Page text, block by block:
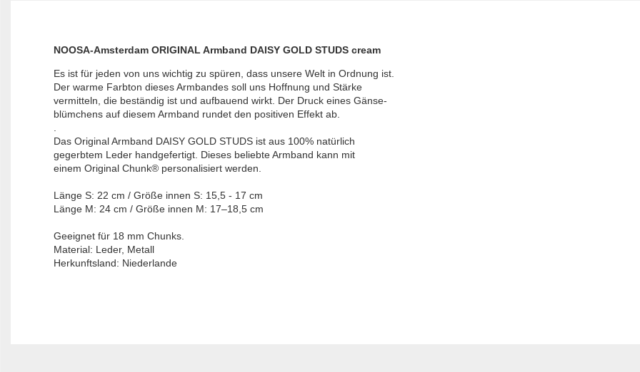
NOOSA-Amsterdam ORIGINAL Armband DAISY GOLD STUDS cream
Es ist für jeden von uns wichtig zu spüren, dass unsere Welt in Ordnung ist.
Der warme Farbton dieses Armbandes soll uns Hoffnung und Stärke
vermitteln, die beständig ist und aufbauend wirkt. Der Druck eines Gänse-
blümchens auf diesem Armband rundet den positiven Effekt ab.
.
Das Original Armband DAISY GOLD STUDS ist aus 100% natürlich
gegerbtem Leder handgefertigt. Dieses beliebte Armband kann mit
einem Original Chunk® personalisiert werden.
Länge S: 22 cm / Größe innen S: 15,5 - 17 cm
Länge M: 24 cm / Größe innen M: 17–18,5 cm
Geeignet für 18 mm Chunks.
Material: Leder, Metall
Herkunftsland: Niederlande